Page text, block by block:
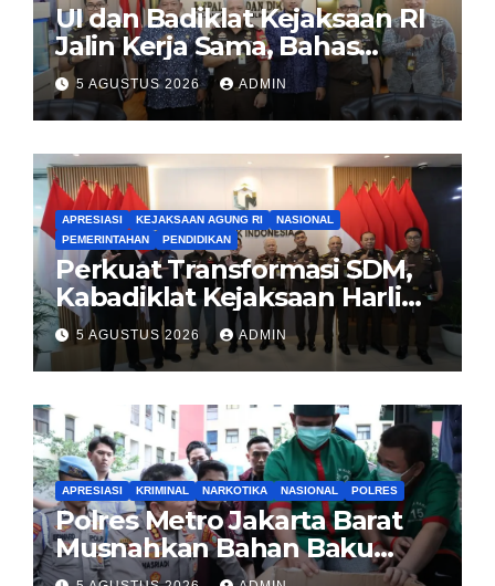
UI dan Badiklat Kejaksaan RI
Jalin Kerja Sama, Bahas
Pembentukan Pusat Studi
Kajian Kejaksaan
5 AGUSTUS 2026 ADMIN
APRESIASI KEJAKSAAN AGUNG RI
NASIONAL
PEMERINTAHAN
PENDIDIKAN
Perkuat Transformasi SDM,
Kabadiklat Kejaksaan Harli
Siregar Jalin Sinergi dengan
LAN RI
5 AGUSTUS 2026 ADMIN
APRESIASI KRIMINAL NARKOTIKA NASIONAL POLRES
Polres Metro Jakarta Barat
Musnahkan Bahan Baku
Narkotika 1,1 Ton